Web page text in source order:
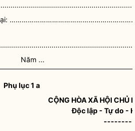
Năm ...
Phụ lục 1 a
CỘNG HÒA XÃ HỘI CHỦ
Độc lập - Tự do -
---------